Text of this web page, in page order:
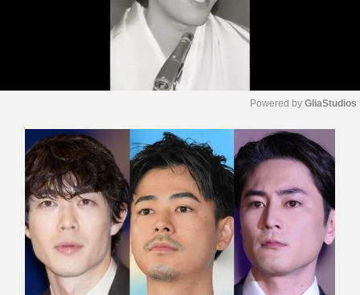
M
t
Powered by GliaStudios